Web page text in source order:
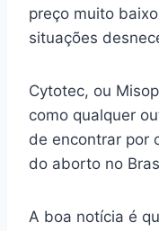
preço muito
situações
Cytotec, ou
como qualquer
de encontrar por
do aborto no
A boa notícia é